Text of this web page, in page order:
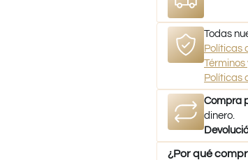
Todas
Políticas
Términos
Políticas
Compra
dinero.
¿Por qué